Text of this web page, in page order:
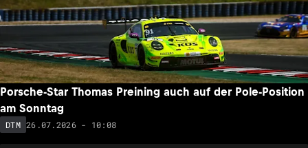
Porsche-Star Thomas Preining auch auf der Pole-Position
am Sonntag
DTM 26.07.2026 - 10:08